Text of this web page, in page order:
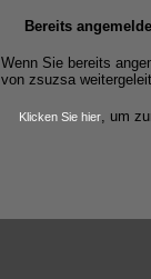
Bereits
Wenn Sie bereits
von zsuzsa
Klicken Sie hier, um